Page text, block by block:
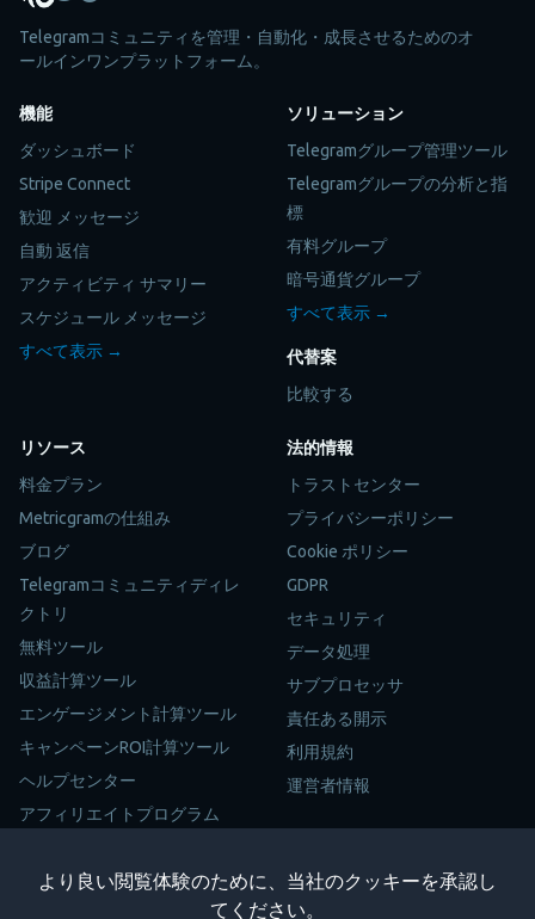
より良い閲覧体験のために、当社のクッキーを承認し
てください。
Telegramコミュニティを管理・自動化・成長させるためのオ
ールインワンプラットフォーム。
機能
ダッシュボード
Stripe Connect
歓迎 メッセージ
自動 返信
アクティビティ サマリー
スケジュール メッセージ
すべて表示 →
ソリューション
Telegramグループ管理ツール
Telegramグループの分析と指
標
有料グループ
暗号通貨グループ
すべて表示 →
代替案
比較する
リソース
料金プラン
Metricgramの仕組み
ブログ
Telegramコミュニティディレ
クトリ
無料ツール
収益計算ツール
エンゲージメント計算ツール
キャンペーンROI計算ツール
ヘルプセンター
アフィリエイトプログラム
Trustpilot
法的情報
トラストセンター
プライバシーポリシー
Cookie ポリシー
GDPR
セキュリティ
データ処理
サブプロセッサ
責任ある開示
利用規約
運営者情報